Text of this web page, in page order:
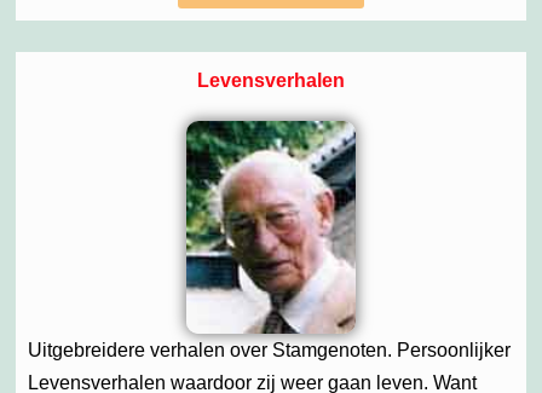
Levensverhalen
Uitgebreidere verhalen over Stamgenoten. Persoonlijker
Levensverhalen waardoor zij weer gaan leven. Want